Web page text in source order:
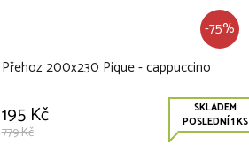
-75%
Přehoz 200x230 Pique - cappuccino
195 Kč
779 Kč
SKLADEM
POSLEDNÍ 1 KS